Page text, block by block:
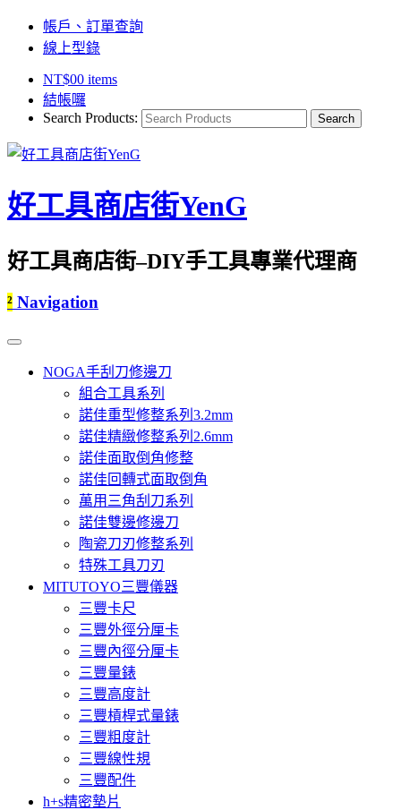
帳戶、訂單查詢
線上型錄
NT$00 items
結帳囉
Search Products:
好工具商店街YenG
好工具商店街–DIY手工具專業代理商
² Navigation
NOGA手刮刀修邊刀
組合工具系列
諾佳重型修整系列3.2mm
諾佳精緻修整系列2.6mm
諾佳面取倒角修整
諾佳回轉式面取倒角
萬用三角刮刀系列
諾佳雙邊修邊刀
陶瓷刀刃修整系列
特殊工具刀刃
MITUTOYO三豐儀器
三豐卡尺
三豐外徑分厘卡
三豐內徑分厘卡
三豐量錶
三豐高度計
三豐槓桿式量錶
三豐粗度計
三豐線性規
三豐配件
h+s精密墊片